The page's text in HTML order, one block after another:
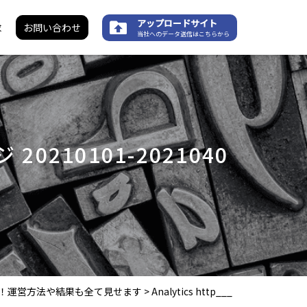
お問い合わせ アップロードサイト
当社へのデータ送信はこちらから
20210101-2021040
営方法や結果も全て見せます >Analytics http___